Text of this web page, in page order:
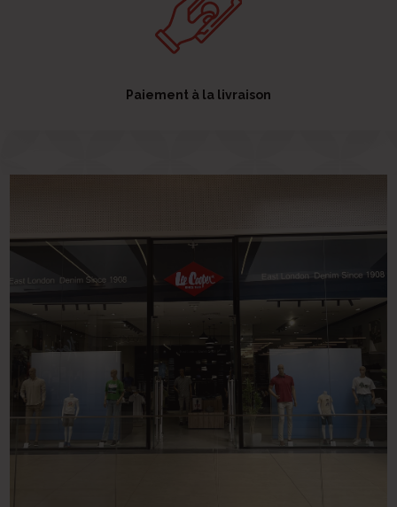
Paiement à la livraison